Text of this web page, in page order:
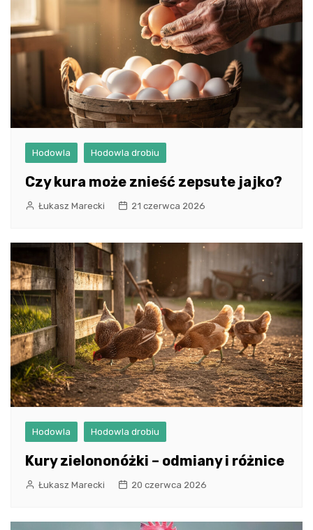
Hodowla Hodowla drobiu
Czy kura może znieść zepsute jajko?
Łukasz Marecki 21 czerwca 2026
Hodowla Hodowla drobiu
Kury zielononóżki – odmiany i różnice
Łukasz Marecki 20 czerwca 2026